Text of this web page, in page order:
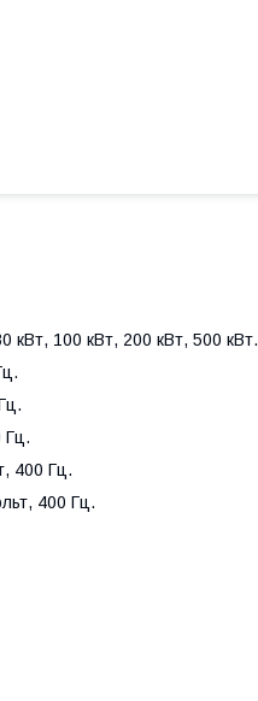
кВт, 100 кВт, 200 кВт, 500 кВт.
Гц.
400 Гц.
400 Гц.